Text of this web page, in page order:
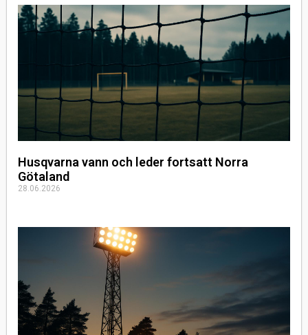
Husqvarna vann och leder fortsatt Norra
Götaland
28.06.2026